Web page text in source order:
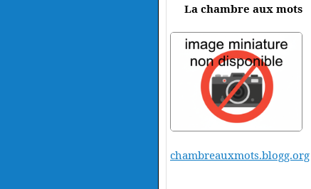
La chambre aux mots
chambreauxmots.blogg.org